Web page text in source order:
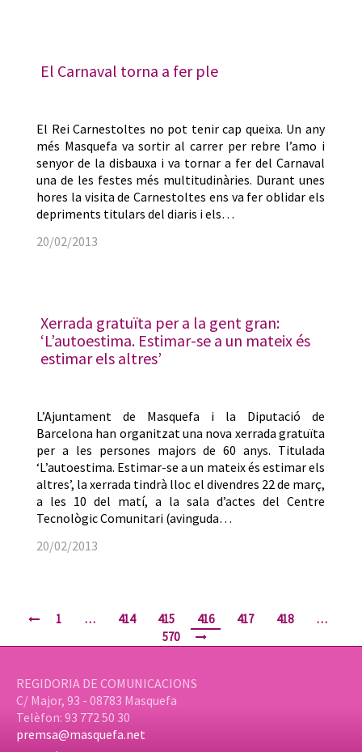
El Carnaval torna a fer ple
El Rei Carnestoltes no pot tenir cap queixa. Un any
més Masquefa va sortir al carrer per rebre l’amo i
senyor de la disbauxa i va tornar a fer del Carnaval
una de les festes més multitudinàries. Durant unes
hores la visita de Carnestoltes ens va fer oblidar els
depriments titulars del diaris i els…
20/02/2013
Xerrada gratuïta per a la gent gran:
‘L’autoestima. Estimar-se a un mateix és
estimar els altres’
L’Ajuntament de Masquefa i la Diputació de
Barcelona han organitzat una nova xerrada gratuïta
per a les persones majors de 60 anys. Titulada
‘L’autoestima. Estimar-se a un mateix és estimar els
altres’, la xerrada tindrà lloc el divendres 22 de març,
a les 10 del matí, a la sala d’actes del Centre
Tecnològic Comunitari (avinguda…
20/02/2013
1 … 414 415 416 417 418
…
570
REGIDORIA DE COMUNICACIONS
C/ Major, 93 - 08783 Masquefa
Telèfon: 93 772 50 30
premsa@masquefa.net